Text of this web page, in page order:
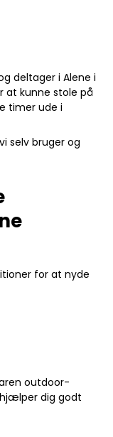
deltager iAlene i
at kunne stole på
timer ude i
selv bruger og
for at nyde
outdoor-
dig godt